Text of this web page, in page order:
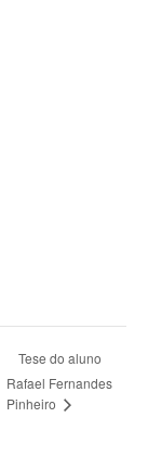
Tese do aluno
Rafael Fernandes
Pinheiro